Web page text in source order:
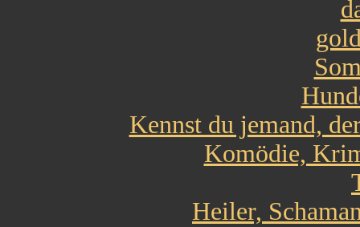
Kennst du jemand,
Komödie,
Heiler,